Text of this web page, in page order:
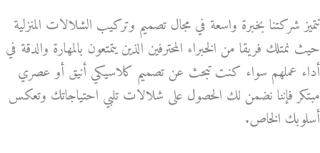
تتميز شركتنا بخبرة واسعة في مجال تصميم وتركيب الشلالات المنزلية
حيث نمتلك فريقا من الخبراء المحترفين الذين يتمتعون بالمهارة والدقة في
أداء عملهم سواء كنت تبحث عن تصميم كلاسيكي أنيق أو عصري
مبتكر فإننا نضمن لك الحصول على شلالات تلبي احتياجاتك وتعكس
أسلوبك الخاص.